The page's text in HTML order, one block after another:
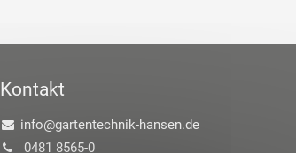
Kontakt
info@gartentechnik-hansen.de
0481 8565-0